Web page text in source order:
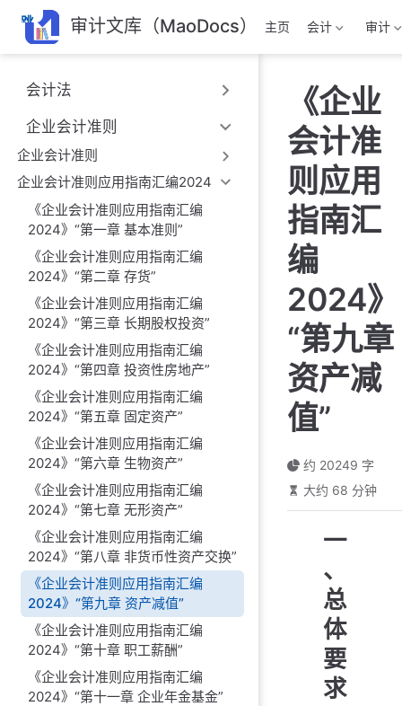
跳
至
主
內
容
审计文库（MaoDocs） 主页 会计 审计
会计法
企业会计准则
企业会计准则
企业会计准则应用指南汇编2024
《企业会计准则应用指南汇编
2024》“第一章 基本准则”
《企业会计准则应用指南汇编
2024》“第二章 存货”
《企业会计准则应用指南汇编
2024》“第三章 长期股权投资”
《企业会计准则应用指南汇编
2024》“第四章 投资性房地产”
《企业会计准则应用指南汇编
2024》“第五章 固定资产”
《企业会计准则应用指南汇编
2024》“第六章 生物资产”
《企业会计准则应用指南汇编
2024》“第七章 无形资产”
《企业会计准则应用指南汇编
2024》“第八章 非货币性资产交换”
《企业会计准则应用指南汇编
2024》“第九章 资产减值”
《企业会计准则应用指南汇编
2024》“第十章 职工薪酬”
《企业会计准则应用指南汇编
2024》“第十一章 企业年金基金”
《企业
会计准
则应用
指南汇
编
2024》
“第九章
资产减
值”
约 20249 字
大约 68 分钟
一
、
总
体
要
求